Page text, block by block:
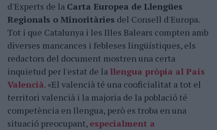
d'Experts de la Carta Europea de Llengües
Regionals o Minoritàries del Consell d'Europa.
Tot i que Catalunya i les Illes Balears compten amb
diverses mancances i febleses lingüístiques, els
redactors del document mostren una certa
inquietud per l'estat de la llengua pròpia al País
Valencià. «El valencià té una cooficialitat a tot el
territori valencià i la majoria de la població té
competència en llengua, però es troba en una
situació preocupant, especialment a